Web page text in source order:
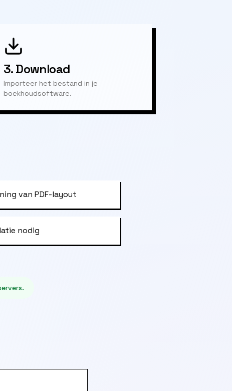
3.Download
Importeer het bestand in je
boekhoudsoftware.
van PDF-layout
nodig